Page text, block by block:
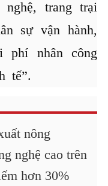
trang trại
sự vận hành,
nhân công
tế”.
nông
nghệ cao trên
hơn 30%